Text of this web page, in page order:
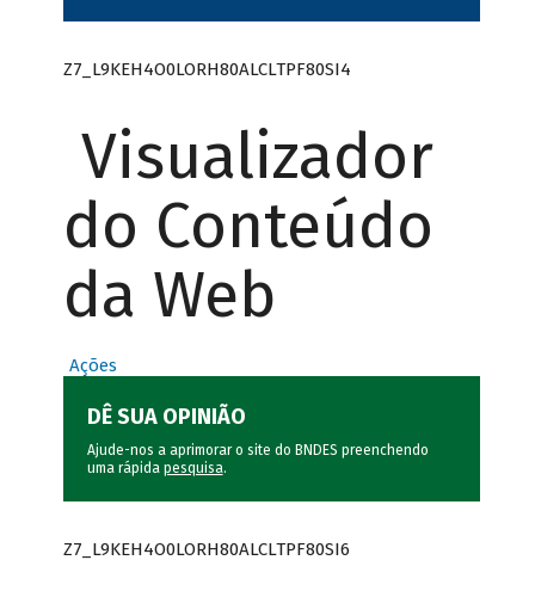
Z7_L9KEH4O0LORH80ALCLTPF80SI4
Visualizador
do Conteúdo
da Web
Ações
DÊ SUA OPINIÃO
Ajude-nos a aprimorar o site do BNDES preenchendo
uma rápida pesquisa.
Z7_L9KEH4O0LORH80ALCLTPF80SI6